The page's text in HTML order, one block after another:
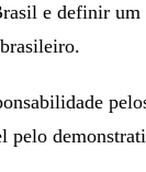
e definir
pelo